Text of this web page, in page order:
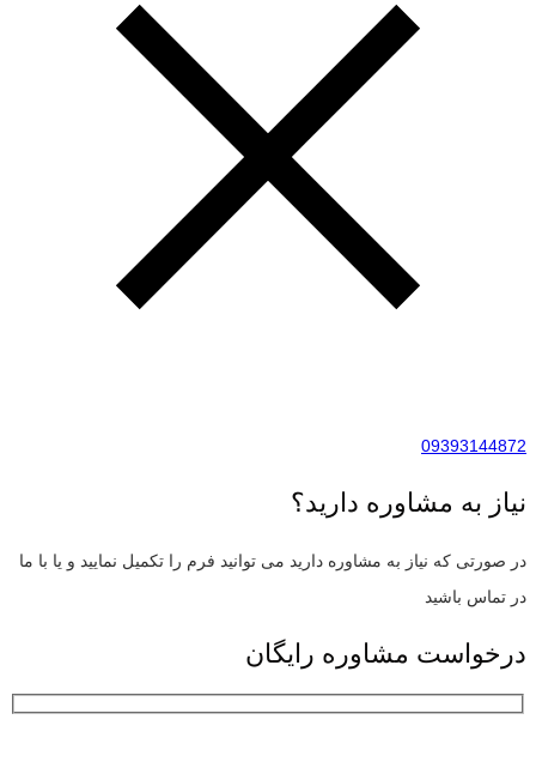
09393144872
نیاز به مشاوره دارید؟
در صورتی که نیاز به مشاوره دارید می توانید فرم را تکمیل نمایید و یا با ما
در تماس باشید
درخواست مشاوره رایگان